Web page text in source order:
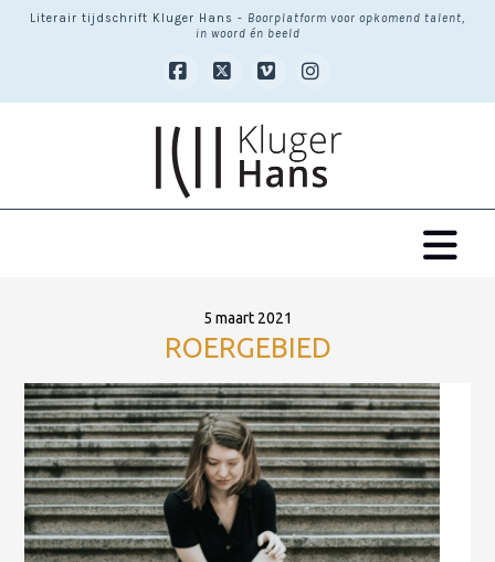
Literair tijdschrift Kluger Hans - Boorplatform voor opkomend talent,
in woord én beeld
Facebook
X VimeoInstagram
5 maart 2021
ROERGEBIED